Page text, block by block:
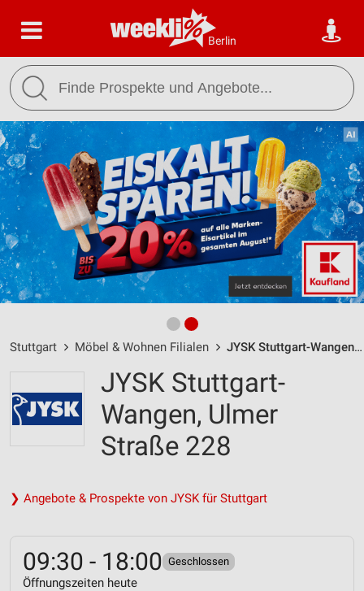
Berlin
Stuttgart Möbel & Wohnen Filialen JYSK Stuttgart-Wangen / Ulmer Straße 228 - Öffnungszeiten & Adresse
JYSK Stuttgart-
Wangen, Ulmer
Straße 228
❯ Angebote & Prospekte von JYSK für Stuttgart
09:30 - 18:00 Geschlossen
Öffnungszeiten heute